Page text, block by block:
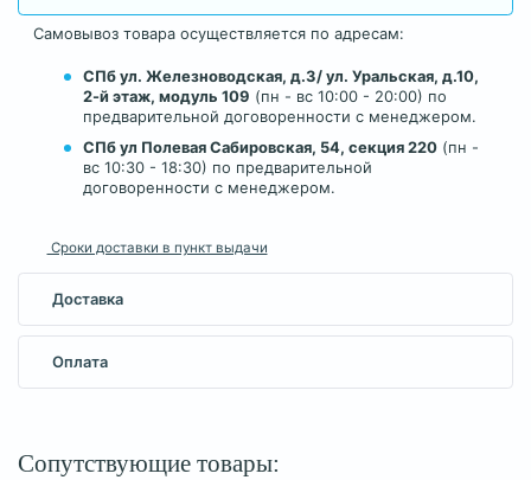
Самовывоз товара осуществляется по адресам:
СПб ул. Железноводская, д.3/ ул. Уральская, д.10,
2-й этаж, модуль 109 (пн - вс 10:00 - 20:00) по
предварительной договоренности с менеджером.
СПб ул Полевая Сабировская, 54, секция 220 (пн -
вс 10:30 - 18:30) по предварительной
договоренности с менеджером.
Сроки доставки в пункт выдачи
Доставка
Оплата
Сопутствующие товары: